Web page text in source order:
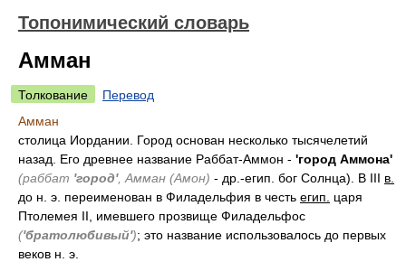
Топонимический словарь
Амман
Толкование
Перевод
Амман
столица Иордании. Город основан несколько тысячелетий
назад. Его древнее название Раббат-Аммон - 'город Аммона'
(раббат 'город', Амман (Амон) - др.-егип. бог Солнца). В III в.
до н. э. переименован в Филадельфия в честь егип.
царя
Птолемея II, имевшего прозвище Филадельфос
('братолюбивый'); это название использовалось до первых
веков н. э.